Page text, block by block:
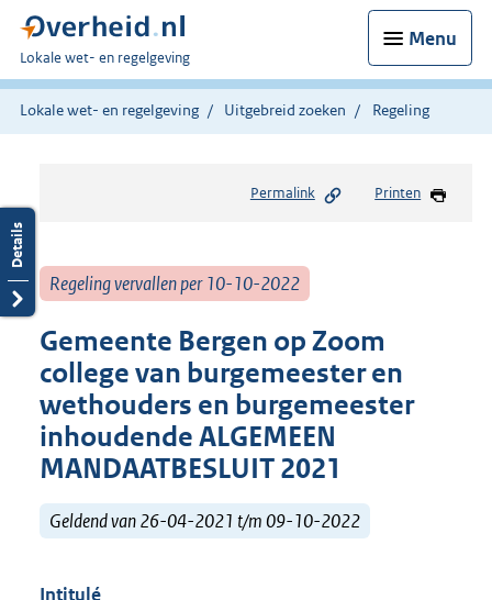
Menu
U
bent
hier:
Lokale wet- en regelgeving
Lokale wet- en regelgeving Uitgebreid zoeken Regeling
Permalink Printen
Regeling vervallen per 10-10-2022
Gemeente Bergen op Zoom
college van burgemeester en
wethouders en burgemeester
inhoudende ALGEMEEN
MANDAATBESLUIT 2021
Geldend van 26-04-2021 t/m 09-10-2022
Intitulé